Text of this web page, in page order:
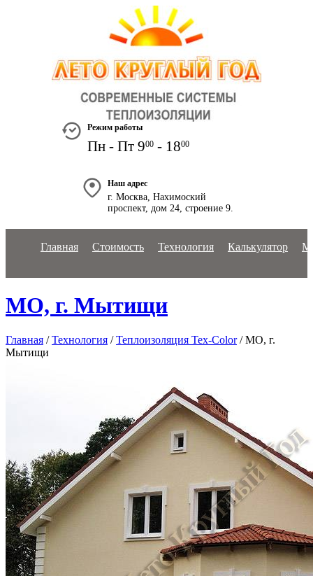
+7 495 778-19-38
+7 903 825-48-11
Режим работы
Пн - Пт 900 - 1800
Наш адрес
г. Москва, Нахимоский
проспект, дом 24, строение 9.
Главная Стоимость Технология Калькулятор
МО, г. Мытищи
Главная / Технология / Теплоизоляция Tex-Сolor / МО, г.
Мытищи